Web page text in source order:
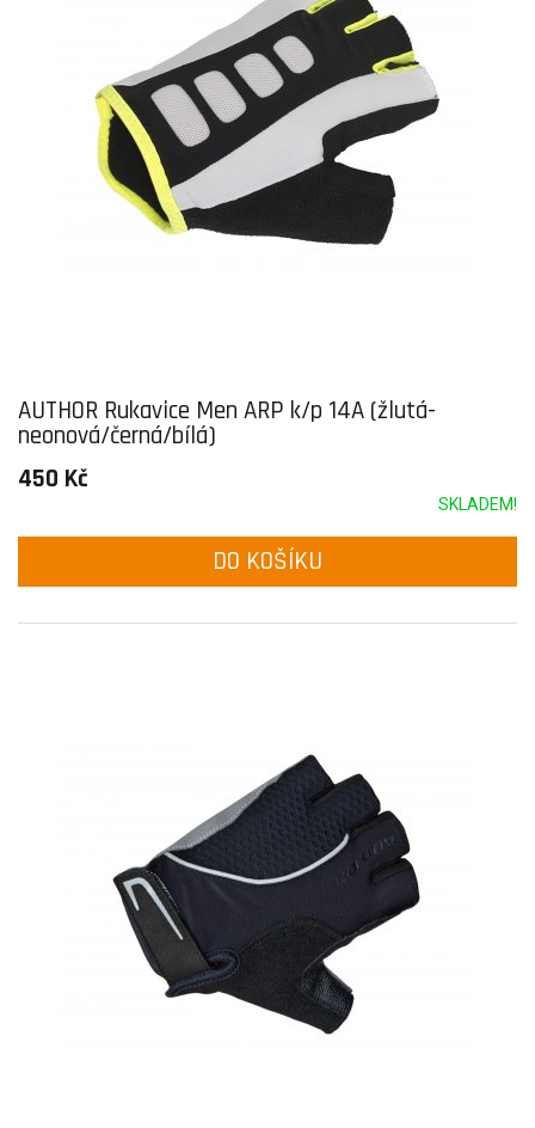
AUTHOR Rukavice Men ARP k/p 14A (žlutá-
neonová/černá/bílá)
450 Kč
SKLADEM!
DO KOŠÍKU